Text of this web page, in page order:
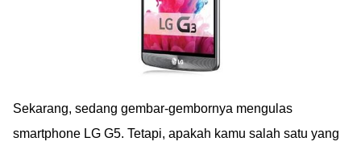
Sekarang, sedang gembar-gembornya mengulas
smartphone LG G5. Tetapi, apakah kamu salah satu yang